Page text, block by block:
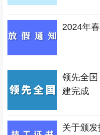
2024年
领先全
建完成
关于颁